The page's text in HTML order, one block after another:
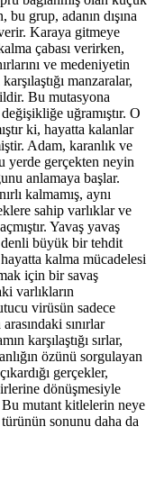
grup, adanın dışına
Karaya gitmeye
çabası verirken,
ve medeniyetin
manzaralar,
Bu mutasyona
uğramıştır. O
ki, hayatta kalanlar
Adam, karanlık ve
yerde gerçekten neyin
anlamaya başlar.
kalmamış, aynı
sahip varlıklar ve
Yavaş yavaş
denli büyük bir tehdit
kalma mücadelesi
için bir savaş
varlıkların
virüsün sadece
sınırlar
karşılaştığı sırlar,
özünü sorgulayan
gerçekler,
dönüşmesiyle
Bu mutant kitlelerin neye
sonunu daha da